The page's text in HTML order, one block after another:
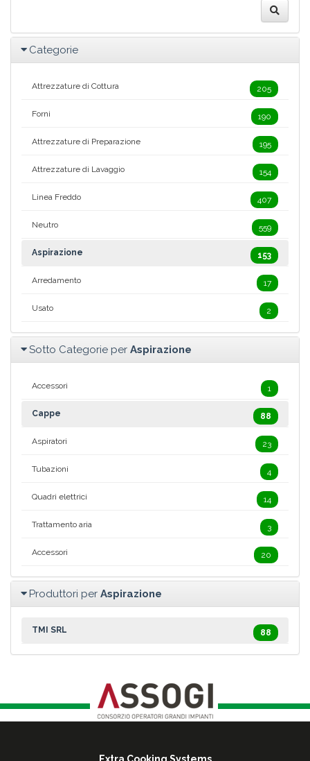
Categorie
Attrezzature di Cottura 205
Forni 190
Attrezzature di Preparazione 195
Attrezzature di Lavaggio 154
Linea Freddo 407
Neutro 559
Aspirazione 153
Arredamento 17
Usato 2
Sotto Categorie per Aspirazione
Accessori 1
Cappe 88
Aspiratori 23
Tubazioni 4
Quadri elettrici 14
Trattamento aria 3
Accessori 20
Produttori per Aspirazione
TMI SRL 88